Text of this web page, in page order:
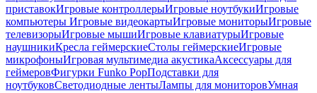
приставокИгровые контроллерыИгровые ноутбукиИгровые
компьютеры Игровые видеокартыИгровые мониторыИгровые
телевизорыИгровые мышиИгровые клавиатурыИгровые
наушникиКресла геймерскиеСтолы геймерскиеИгровые
микрофоныИгровая мультимедиа акустикаАксессуары для
геймеровФигурки Funko PopПодставки для
ноутбуковСветодиодные лентыЛампы для мониторовУмная